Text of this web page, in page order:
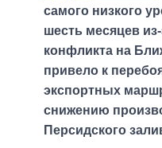
самого низкого
шесть месяцев
конфликта на
привело к
экспортных
снижению
Персидского